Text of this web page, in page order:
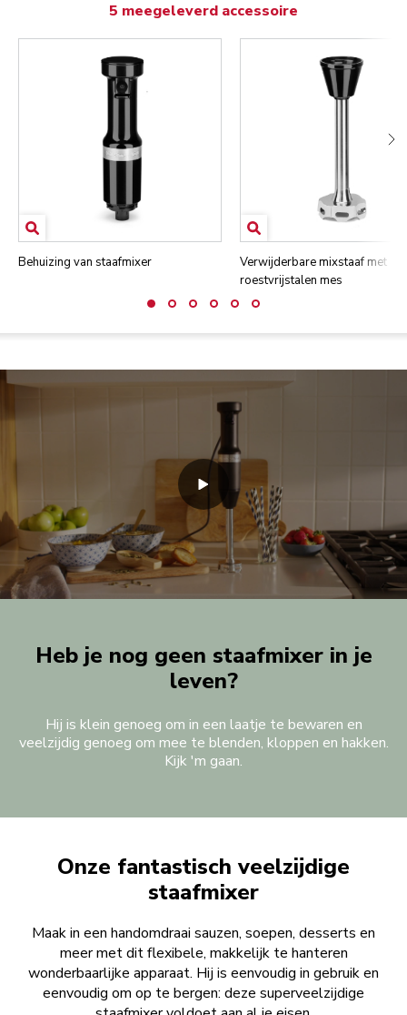
5 meegeleverd accessoire
Behuizing van staafmixer
Verwijderbare mixstaaf met
roestvrijstalen mes
Heb je nog geen staafmixer in je
leven?
Hij is klein genoeg om in een laatje te bewaren en
veelzijdig genoeg om mee te blenden, kloppen en hakken.
Kijk 'm gaan.
Onze fantastisch veelzijdige
staafmixer
Maak in een handomdraai sauzen, soepen, desserts en
meer met dit flexibele, makkelijk te hanteren
wonderbaarlijke apparaat. Hij is eenvoudig in gebruik en
eenvoudig om op te bergen: deze superveelzijdige